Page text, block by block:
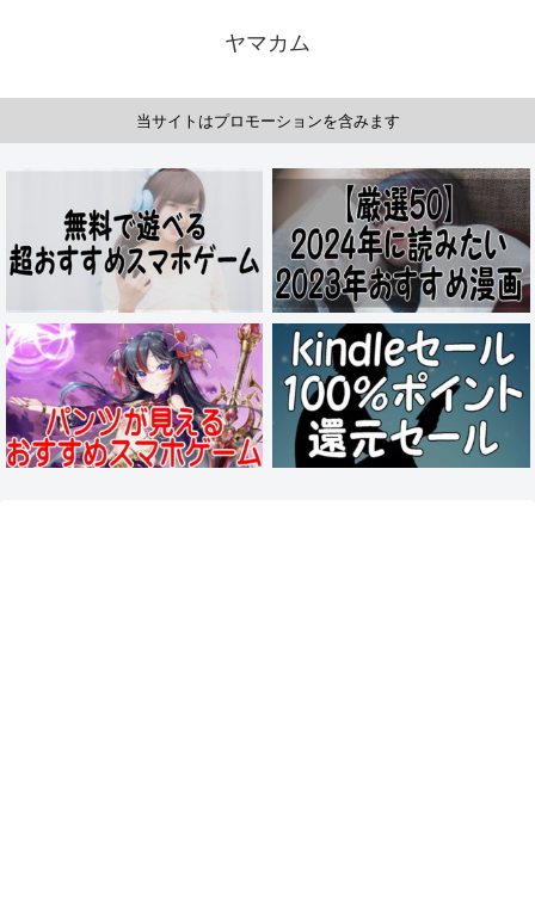
ヤマカム
当サイトはプロモーションを含みます